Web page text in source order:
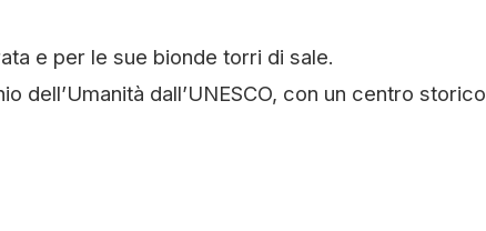
e per le sue bionde torri di sale.
dell’Umanità dall’UNESCO, con un centro storico